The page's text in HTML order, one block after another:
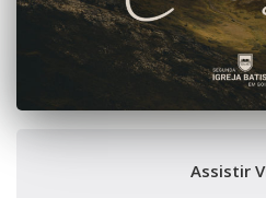
Assistir